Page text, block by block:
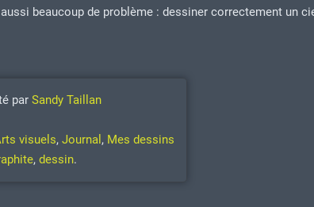
beaucoup de problème : dessiner correctement un
par Sandy Taillan
visuels, Journal , Mes dessins
, dessin.